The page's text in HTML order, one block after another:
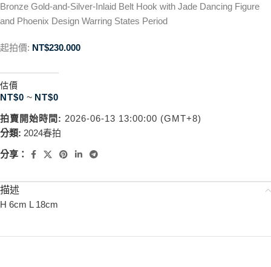
Bronze Gold-and-Silver-Inlaid Belt Hook with Jade Dancing Figure
and Phoenix Design Warring States Period
起拍價: NT$230.000
估價
NT$0 ~ NT$0
拍賣開始時間: 2026-06-13 13:00:00 (GMT+8)
分類: 2024春拍
分享：
描述
H 6cm L 18cm